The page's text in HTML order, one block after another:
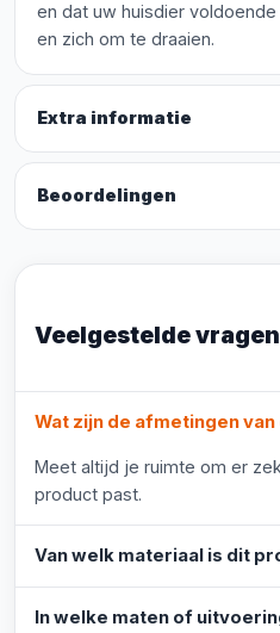
en dat uw huisdier
en zich om te draaien.
Extra informatie
Beoordelingen
Veelgestelde vragen
Wat zijn de afmetingen
Meet altijd je ruimte om er
product past.
Van welk materiaal is dit
In welke maten of